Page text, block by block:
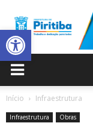
Abrir a barra de
Início Infraestrutura
Infraestrutura Obras